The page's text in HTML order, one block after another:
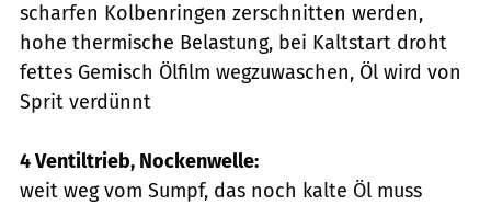
scharfen Kolbenringen zerschnitten werden,
hohe thermische Belastung, bei Kaltstart droht
fettes Gemisch Ölfilm wegzuwaschen, Öl wird von
Sprit verdünnt
4 Ventiltrieb, Nockenwelle:
weit weg vom Sumpf, das noch kalte Öl muss